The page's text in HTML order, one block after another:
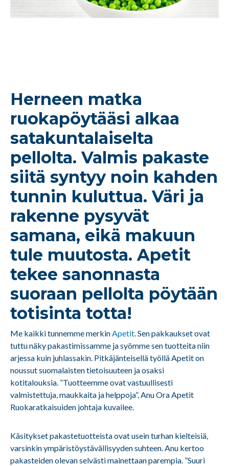
Herneen matka
ruokapöytääsi alkaa
satakuntalaiselta
pellolta. Valmis pakaste
siitä syntyy noin kahden
tunnin kuluttua. Väri ja
rakenne pysyvät
samana, eikä makuun
tule muutosta. Apetit
tekee sanonnasta
suoraan pellolta pöytään
totisinta totta!
Me kaikki tunnemme merkinApetit. Sen pakkaukset ovat
tuttu näky pakastimissamme ja syömme sen tuotteita niin
arjessa kuin juhlassakin. Pitkäjänteisellä työllä Apetit on
noussut suomalaisten tietoisuuteen ja osaksi
kotitalouksia. ”Tuotteemme ovat vastuullisesti
valmistettuja, maukkaita ja helppoja”, Anu Ora Apetit
Ruokaratkaisuiden johtaja kuvailee.
Käsitykset pakastetuotteista ovat usein turhan kielteisiä,
varsinkin ympäristöystävällisyyden suhteen. Anu kertoo
pakasteiden olevan selvästi mainettaan parempia. ”Suuri